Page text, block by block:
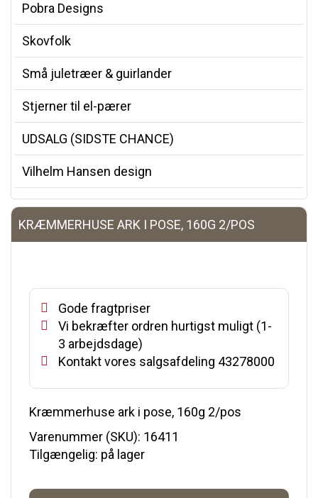
Pobra Designs
Skovfolk
Små juletræer & guirlander
Stjerner til el-pærer
UDSALG (SIDSTE CHANCE)
Vilhelm Hansen design
KRÆMMERHUSE ARK I POSE, 160G 2/POS
Gode fragtpriser
Vi bekræfter ordren hurtigst muligt (1-
3 arbejdsdage)
Kontakt vores salgsafdeling 43278000
Kræmmerhuse ark i pose, 160g 2/pos
Varenummer (SKU): 16411
Tilgængelig: på lager